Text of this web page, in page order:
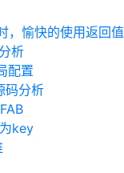
，愉快的使用返回值
析
配置
码分析
key